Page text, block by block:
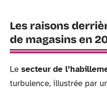
Les raisons
de magasins en
Le secteur de
turbulence, illustrée par